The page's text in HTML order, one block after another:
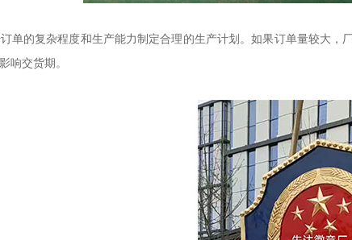
单的复杂程度和生产能力制定合理的生产计划。如果订单量较大
响交货期。